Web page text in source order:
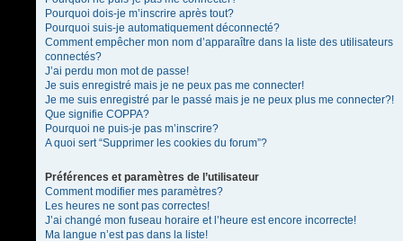
Pourquoi dois-je m’inscrire après tout?
Pourquoi suis-je automatiquement déconnecté?
Comment empêcher mon nom d’apparaître dans la liste des utilisateurs
connectés?
J’ai perdu mon mot de passe!
Je suis enregistré mais je ne peux pas me connecter!
Je me suis enregistré par le passé mais je ne peux plus me connecter?!
Que signifie COPPA?
Pourquoi ne puis-je pas m’inscrire?
A quoi sert “Supprimer les cookies du forum”?
Préférences et paramètres de l’utilisateur
Comment modifier mes paramètres?
Les heures ne sont pas correctes!
J’ai changé mon fuseau horaire et l’heure est encore incorrecte!
Ma langue n’est pas dans la liste!